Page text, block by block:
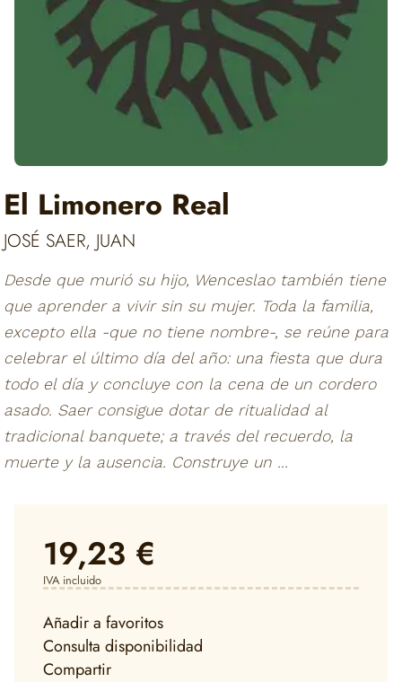
El Limonero Real
JOSÉ SAER, JUAN
Desde que murió su hijo, Wenceslao también tiene
que aprender a vivir sin su mujer. Toda la familia,
excepto ella -que no tiene nombre-, se reúne para
celebrar el último día del año: una fiesta que dura
todo el día y concluye con la cena de un cordero
asado. Saer consigue dotar de ritualidad al
tradicional banquete; a través del recuerdo, la
muerte y la ausencia. Construye un ...
19,23 €
IVA incluido
Añadir a favoritos
Consulta disponibilidad
Compartir